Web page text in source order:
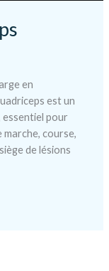
en
est un
essentiel pour
marche, course,
de lésions